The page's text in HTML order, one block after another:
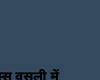
वसूली में